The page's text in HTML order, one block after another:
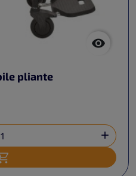

pliante

Ajouter au panier